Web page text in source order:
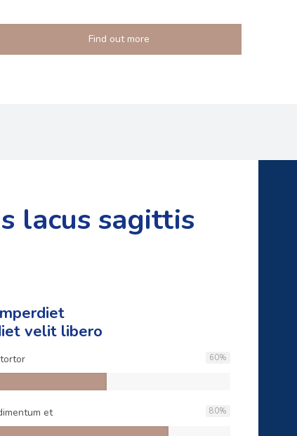
Find out more
lacus sagittis
velit libero
60%
et 80%